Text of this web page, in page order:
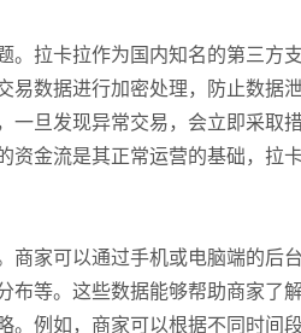
拉卡拉作为国内知名的第三方
数据进行加密处理，防止数据
旦发现异常交易，会立即采取
资金流是其正常运营的基础，拉
家可以通过手机或电脑端的后
等。这些数据能够帮助商家了
。例如，商家可以根据不同时间